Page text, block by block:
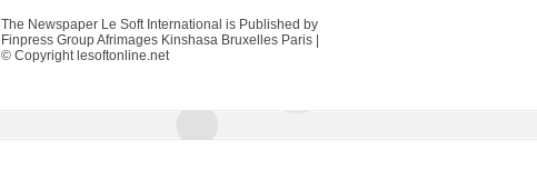
The Newspaper Le Soft International is Published by
Finpress Group Afrimages Kinshasa Bruxelles Paris |
© Copyright lesoftonline.net